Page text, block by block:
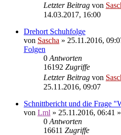
Letzter Beitrag von
14.03.2017, 16:00
Drehort Schuhfolge
von Sascha » 25.11.2016,
Folgen
0 Antworten
16192 Zugriffe
Letzter Beitrag von
25.11.2016, 09:07
Schnittbericht und die Frage
von Lml » 25.11.2016, 06:41
0 Antworten
16611 Zugriffe